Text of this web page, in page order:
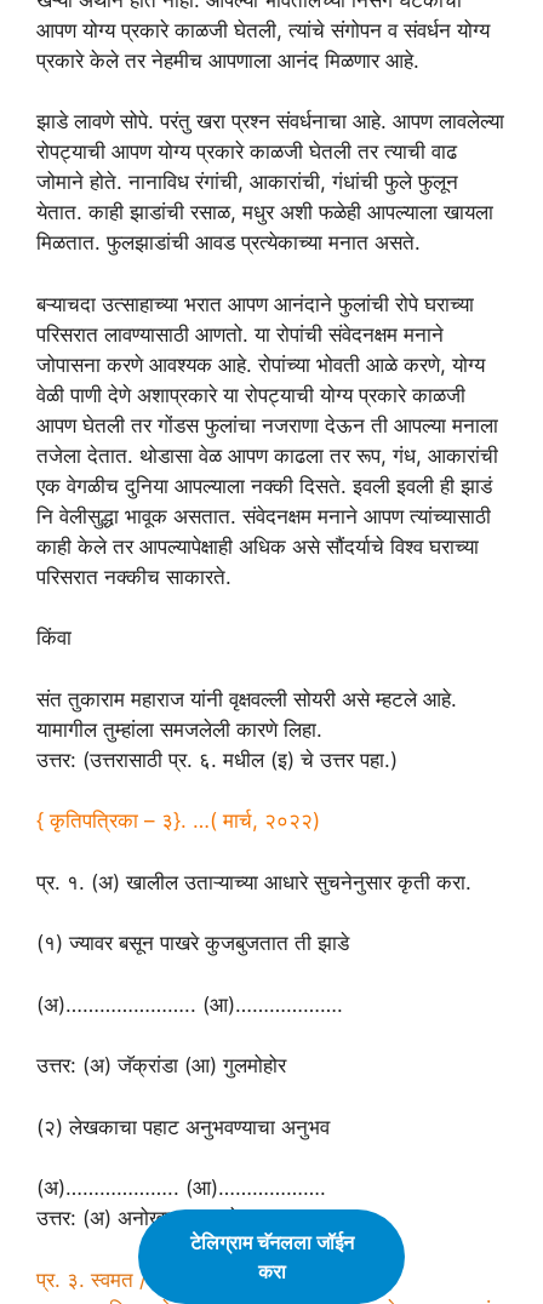
आपण योग्य प्रकारे काळजी घेतली, त्यांचे संगोपन व संवर्धन योग्य
प्रकारे केले तर नेहमीच आपणाला आनंद मिळणार आहे.
झाडे लावणे सोपे. परंतु खरा प्रश्न संवर्धनाचा आहे. आपण लावलेल्या
रोपट्याची आपण योग्य प्रकारे काळजी घेतली तर त्याची वाढ
जोमाने होते. नानाविध रंगांची, आकारांची, गंधांची फुले फुलून
येतात. काही झाडांची रसाळ, मधुर अशी फळेही आपल्याला खायला
मिळतात. फुलझाडांची आवड प्रत्येकाच्या मनात असते.
बऱ्याचदा उत्साहाच्या भरात आपण आनंदाने फुलांची रोपे घराच्या
परिसरात लावण्यासाठी आणतो. या रोपांची संवेदनक्षम मनाने
जोपासना करणे आवश्यक आहे. रोपांच्या भोवती आळे करणे, योग्य
वेळी पाणी देणे अशाप्रकारे या रोपट्याची योग्य प्रकारे काळजी
आपण घेतली तर गोंडस फुलांचा नजराणा देऊन ती आपल्या मनाला
तजेला देतात. थोडासा वेळ आपण काढला तर रूप, गंध, आकारांची
एक वेगळीच दुनिया आपल्याला नक्की दिसते. इवली इवली ही झाडं
नि वेलीसुद्धा भावूक असतात. संवेदनक्षम मनाने आपण त्यांच्यासाठी
काही केले तर आपल्यापेक्षाही अधिक असे सौंदर्याचे विश्व घराच्या
परिसरात नक्कीच साकारते.
किंवा
संत तुकाराम महाराज यांनी वृक्षवल्ली सोयरी असे म्हटले आहे.
यामागील तुम्हांला समजलेली कारणे लिहा.
उत्तर: (उत्तरासाठी प्र. ६. मधील (इ) चे उत्तर पहा.)
{ कृतिपत्रिका – ३}. …( मार्च, २०२२)
प्र. १. (अ) खालील उताऱ्याच्या आधारे सुचनेनुसार कृती करा.
(१) ज्यावर बसून पाखरे कुजबुजतात ती झाडे
(अ)………………….. (आ)……………….
उत्तर: (अ) जॅक्रांडा (आ) गुलमोहोर
(२) लेखकाचा पहाट अनुभवण्याचा अनुभव
(अ)……………….. (आ)……………….
उत्तर: (अ) अनोखा. (आ) लोभसवाणा
प्र. ३. स्वमत / अभिव्यक्ती.
टेलिग्राम चॅनलला जॉईन
करा